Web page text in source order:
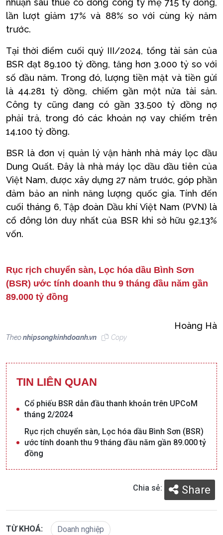
nhuận sau thuế cổ đông công ty mẹ 715 tỷ đồng,
lần lượt giảm 17% và 88% so với cùng kỳ năm
trước.
Tại thời điểm cuối quý III/2024, tổng tài sản của
BSR đạt 89.100 tỷ đồng, tăng hơn 3.000 tỷ so với
số đầu năm. Trong đó, lượng tiền mặt và tiền gửi
là 44.281 tỷ đồng, chiếm gần một nửa tài sản.
Công ty cũng đang có gần 33.500 tỷ đồng nợ
phải trả, trong đó các khoản nợ vay chiếm trên
14.100 tỷ đồng.
BSR là đơn vị quản lý vận hành nhà máy lọc dầu
Dung Quất. Đây là nhà máy lọc dầu đầu tiên của
Việt Nam, được xây dựng 27 năm trước, góp phần
đảm bảo an ninh năng lượng quốc gia. Tính đến
cuối tháng 6, Tập đoàn Dầu khí Việt Nam (PVN) là
cổ đông lớn duy nhất của BSR khi sở hữu 92,13%
vốn.
Rục rịch chuyển sàn, Lọc hóa dầu Bình Sơn
(BSR) ước tính doanh thu 9 tháng đầu năm gần
89.000 tỷ đồng
Hoàng Hà
Theonhipsongkinhdoanh.vn Copy
TIN LIÊN QUAN
Cổ phiếu BSR dẫn đầu thanh khoản trên UPCoM
tháng 2/2024
Rục rịch chuyển sàn, Lọc hóa dầu Bình Sơn (BSR)
ước tính doanh thu 9 tháng đầu năm gần 89.000 tỷ
đồng
Chia sẻ: Share
TỪ KHOÁ: Doanh nghiệp